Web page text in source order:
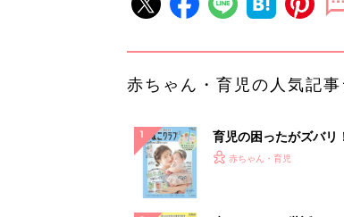
赤ちゃん・育児の人気記
育児の困ったがズバリ
『ひよこクラブ 夏号
赤ちゃん・育児